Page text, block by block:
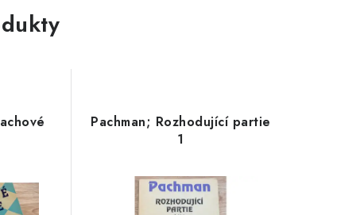
Pachman; Rozhodující partie
1